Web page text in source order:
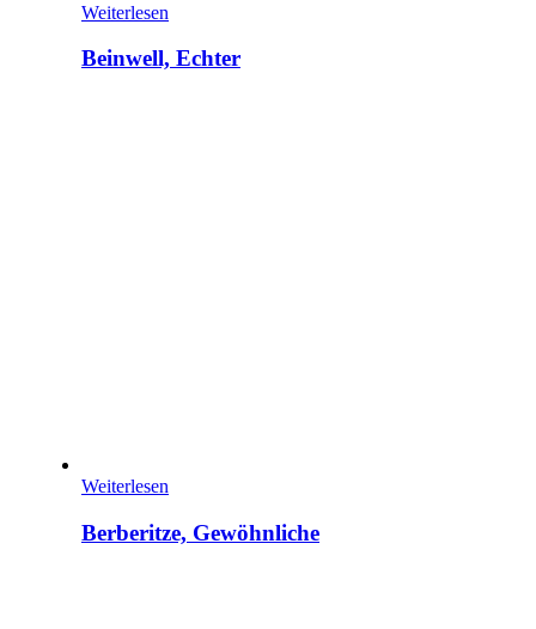
Weiterlesen
Beinwell, Echter
Weiterlesen
Berberitze, Gewöhnliche